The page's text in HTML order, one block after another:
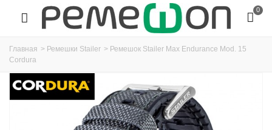
0
Главная > Ремешки Stailer > Ремешок Stailer Max Endurance Mod. 15
Cordura